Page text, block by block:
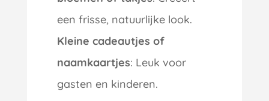
een frisse, natuurlijke look.
Kleine cadeautjes of
naamkaartjes: Leuk voor
gasten en kinderen.